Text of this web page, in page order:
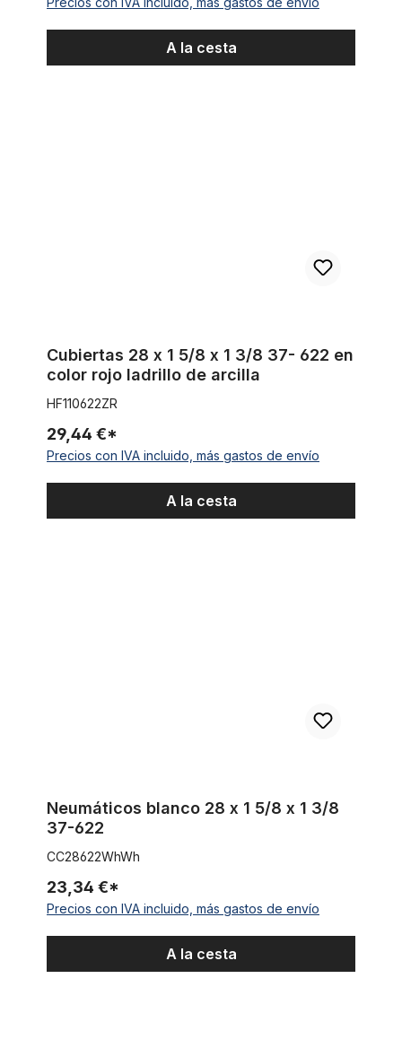
A la cesta
Cubiertas 28 x 1 5/8 x 1 3/8 37- 622 en
color rojo ladrillo de arcilla
HF110622ZR
29,44 €*
Precios con IVA incluido, más gastos de envío
A la cesta
Neumáticos blanco 28 x 1 5/8 x 1 3/8
37-622
CC28622WhWh
23,34 €*
Precios con IVA incluido, más gastos de envío
A la cesta